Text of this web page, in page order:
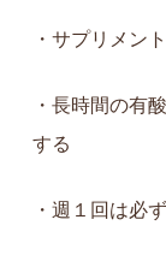
・サプリメン
・長時間の有
する
・週１回は必